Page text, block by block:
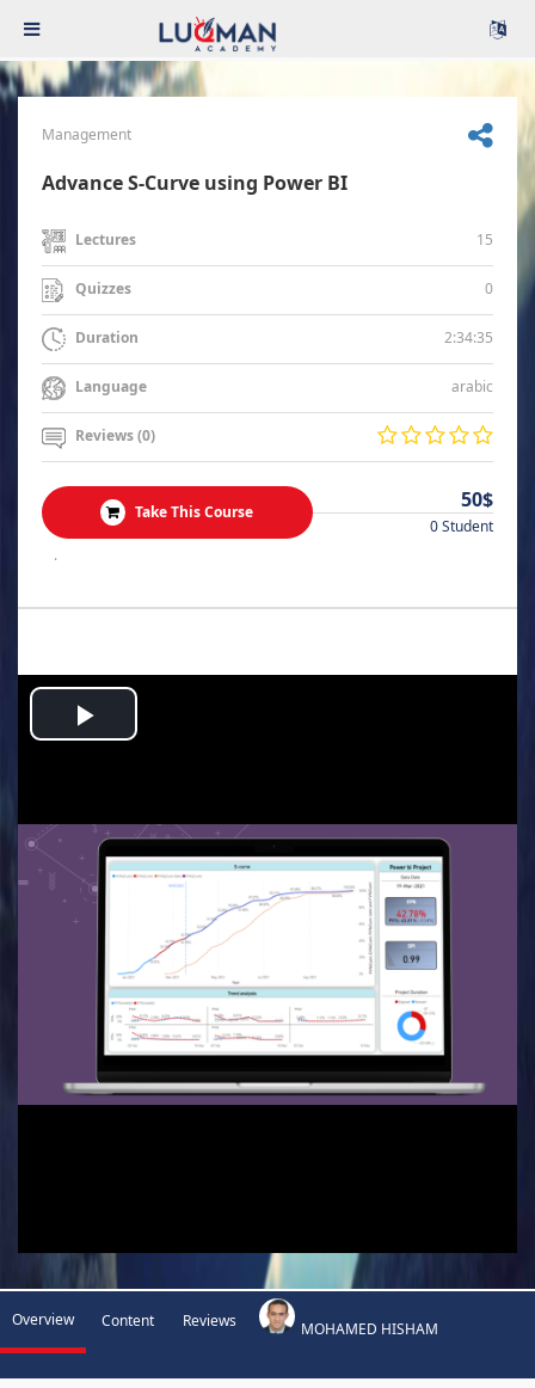
Management
Advance S-Curve using Power BI
Lectures 15
Quizzes 0
Duration 2:34:35
Language arabic
Reviews (0)
Take This Course 50$
0 Student
.
Play
Overview Content Reviews MOHAMED HISHAM